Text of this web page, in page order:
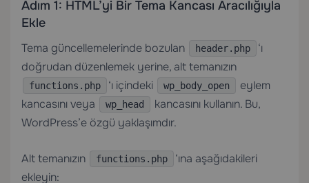
Adım 1: HTML’yi Bir Tema Kancası Aracılığıyla
Ekle
Tema güncellemelerinde bozulan header.php
‘ı
doğrudan düzenlemek yerine, alt temanızın
functions.php ‘ı içindeki wp_body_open
eylem
kancasını veya
wp_head
kancasını kullanın. Bu,
WordPress’e özgü yaklaşımdır.
Alt temanızın functions.php
‘ına aşağıdakileri
ekleyin: